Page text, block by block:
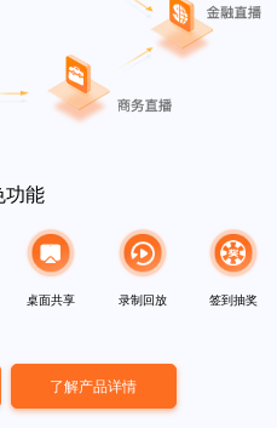
功能
桌面共享 录制回放 签到抽奖
了解产品详情